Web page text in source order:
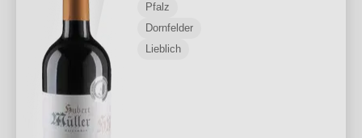
Pfalz
Dornfelder
Lieblich